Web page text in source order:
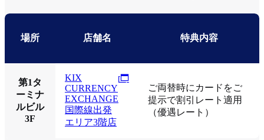
場所 店舗名 特典内容
第1タ
ーミナ
ルビル
3F
KIX
CURRENCY
EXCHANGE
国際線出発
エリア3階店
ご両替時にカードをご
提示で割引レート適用
（優遇レート）